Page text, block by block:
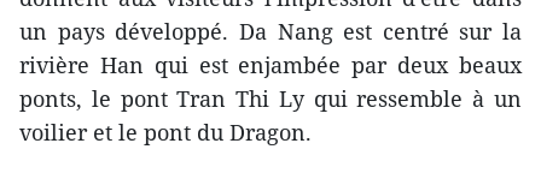
un pays développé. Da Nang est centré sur la
rivière Han qui est enjambée par deux beaux
ponts, le pont Tran Thi Ly qui ressemble à un
voilier et le pont du Dragon.